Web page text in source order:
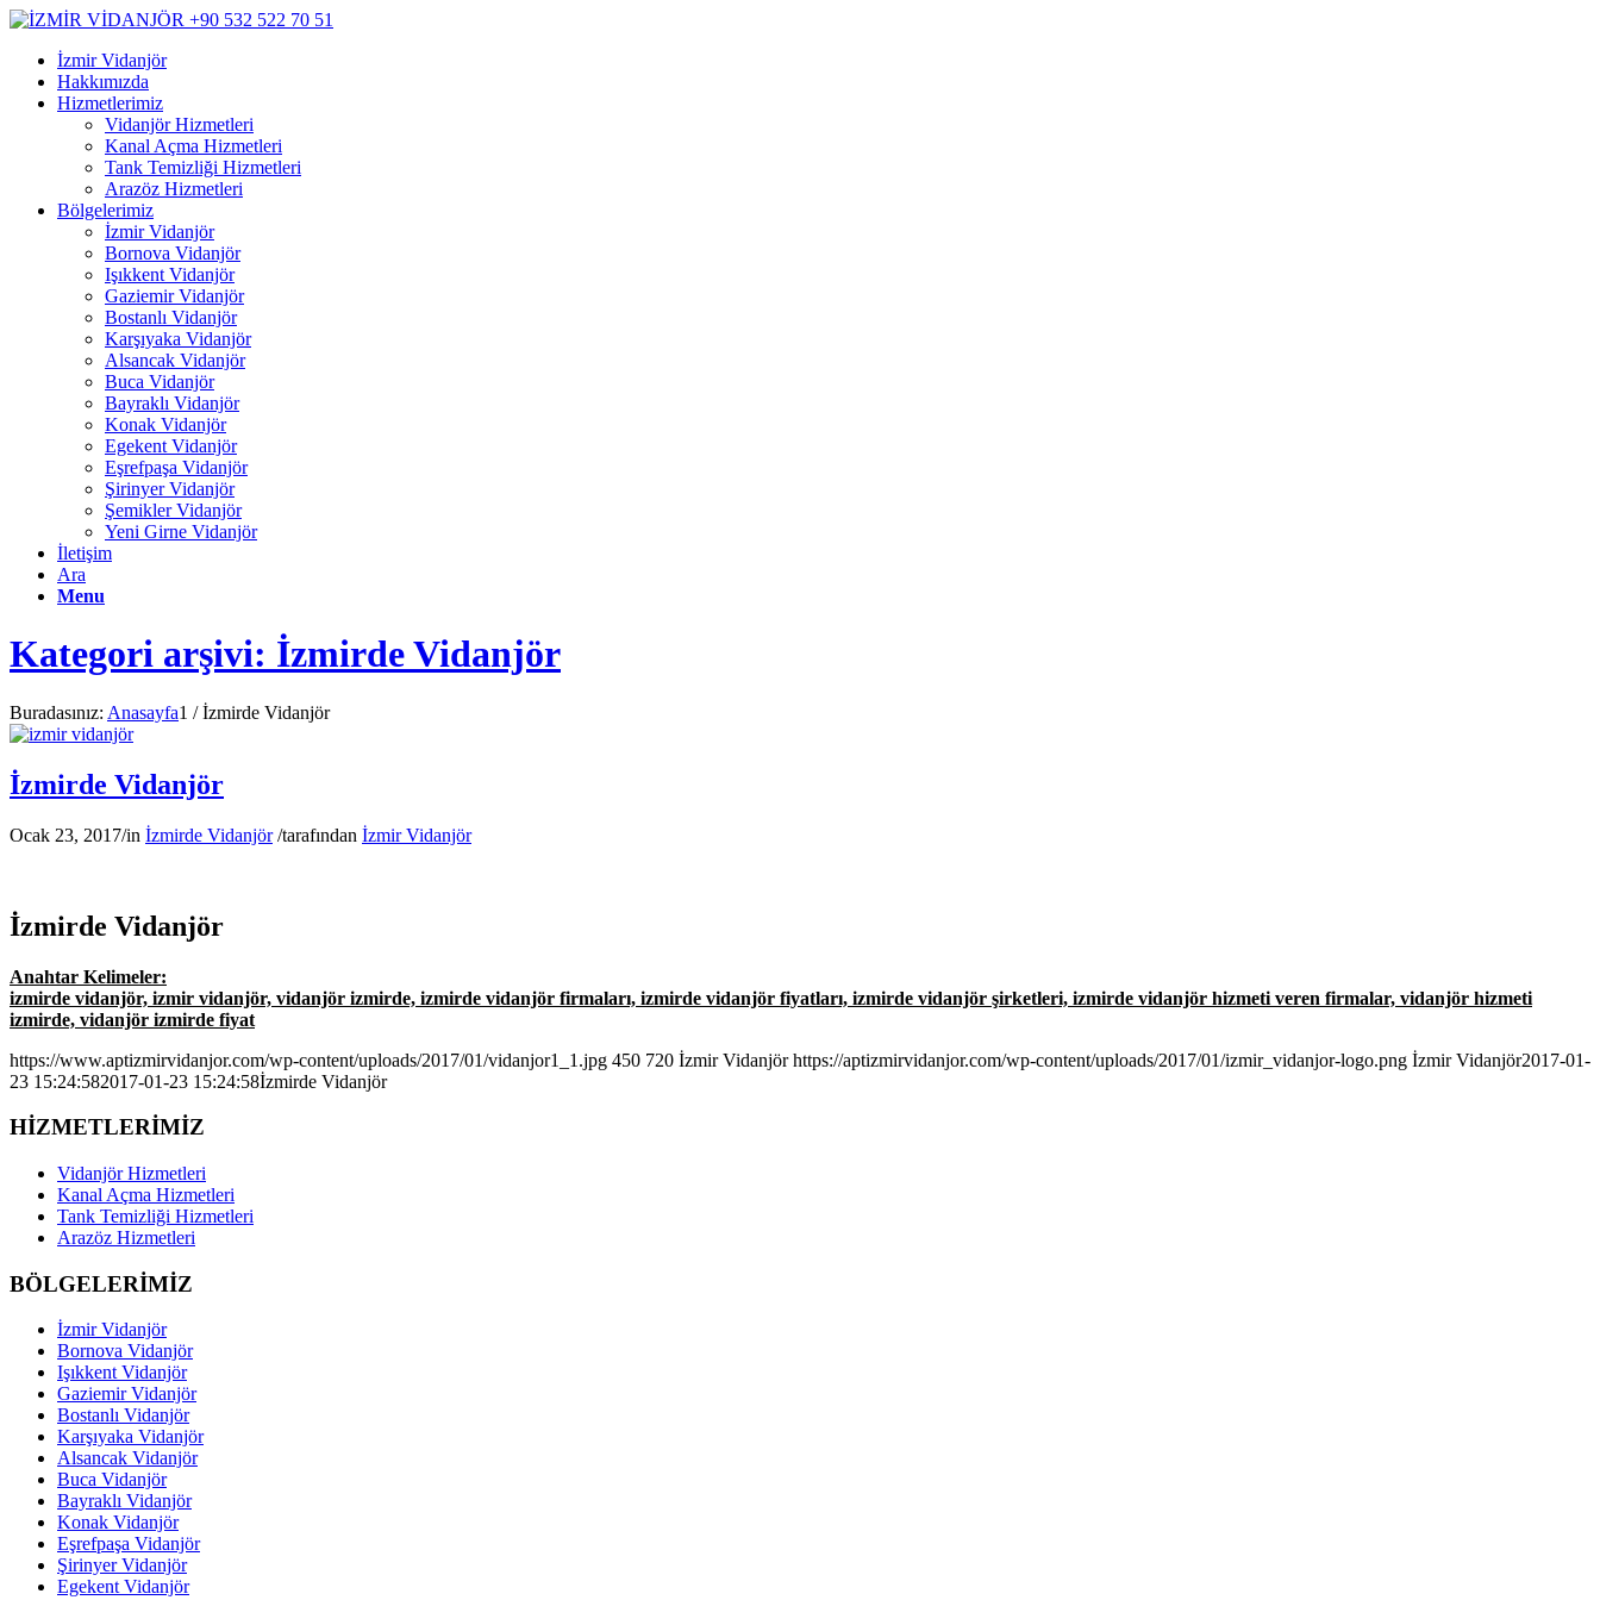
İzmir Vidanjör
Hakkımızda
Hizmetlerimiz
Vidanjör Hizmetleri
Kanal Açma Hizmetleri
Tank Temizliği Hizmetleri
Arazöz Hizmetleri
Bölgelerimiz
İzmir Vidanjör
Bornova Vidanjör
Işıkkent Vidanjör
Gaziemir Vidanjör
Bostanlı Vidanjör
Karşıyaka Vidanjör
Alsancak Vidanjör
Buca Vidanjör
Bayraklı Vidanjör
Konak Vidanjör
Egekent Vidanjör
Eşrefpaşa Vidanjör
Şirinyer Vidanjör
Şemikler Vidanjör
Yeni Girne Vidanjör
İletişim
Ara
Menu
Kategori arşivi: İzmirde Vidanjör
Buradasınız: Anasayfa1 / İzmirde Vidanjör
İzmirde Vidanjör
Ocak 23, 2017/in İzmirde Vidanjör /tarafından İzmir Vidanjör
İzmirde Vidanjör
Anahtar Kelimeler:
izmirde vidanjör, izmir vidanjör, vidanjör izmirde, izmirde vidanjör firmaları, izmirde vidanjör fiyatları, izmirde vidanjör şirketleri, izmirde vidanjör hizmeti veren firmalar, vidanjör hizmeti
izmirde, vidanjör izmirde fiyat
https://www.aptizmirvidanjor.com/wp-content/uploads/2017/01/vidanjor1_1.jpg 450 720 İzmir Vidanjör https://aptizmirvidanjor.com/wp-content/uploads/2017/01/izmir_vidanjor-logo.png İzmir Vidanjör2017-01-
23 15:24:582017-01-23 15:24:58İzmirde Vidanjör
HİZMETLERİMİZ
Vidanjör Hizmetleri
Kanal Açma Hizmetleri
Tank Temizliği Hizmetleri
Arazöz Hizmetleri
BÖLGELERİMİZ
İzmir Vidanjör
Bornova Vidanjör
Işıkkent Vidanjör
Gaziemir Vidanjör
Bostanlı Vidanjör
Karşıyaka Vidanjör
Alsancak Vidanjör
Buca Vidanjör
Bayraklı Vidanjör
Konak Vidanjör
Eşrefpaşa Vidanjör
Şirinyer Vidanjör
Egekent Vidanjör